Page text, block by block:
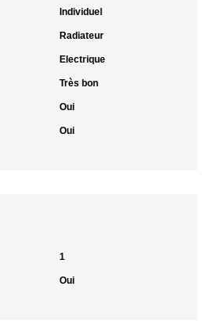
Individuel
Radiateur
Electrique
Très bon
Oui
Oui
1
Oui